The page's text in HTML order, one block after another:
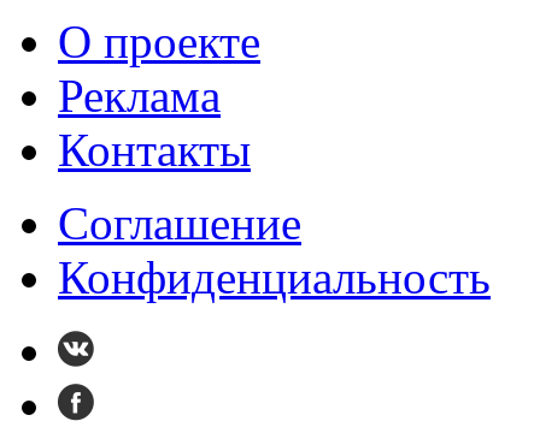
О проекте
Реклама
Контакты
Cоглашение
Конфиденциальность